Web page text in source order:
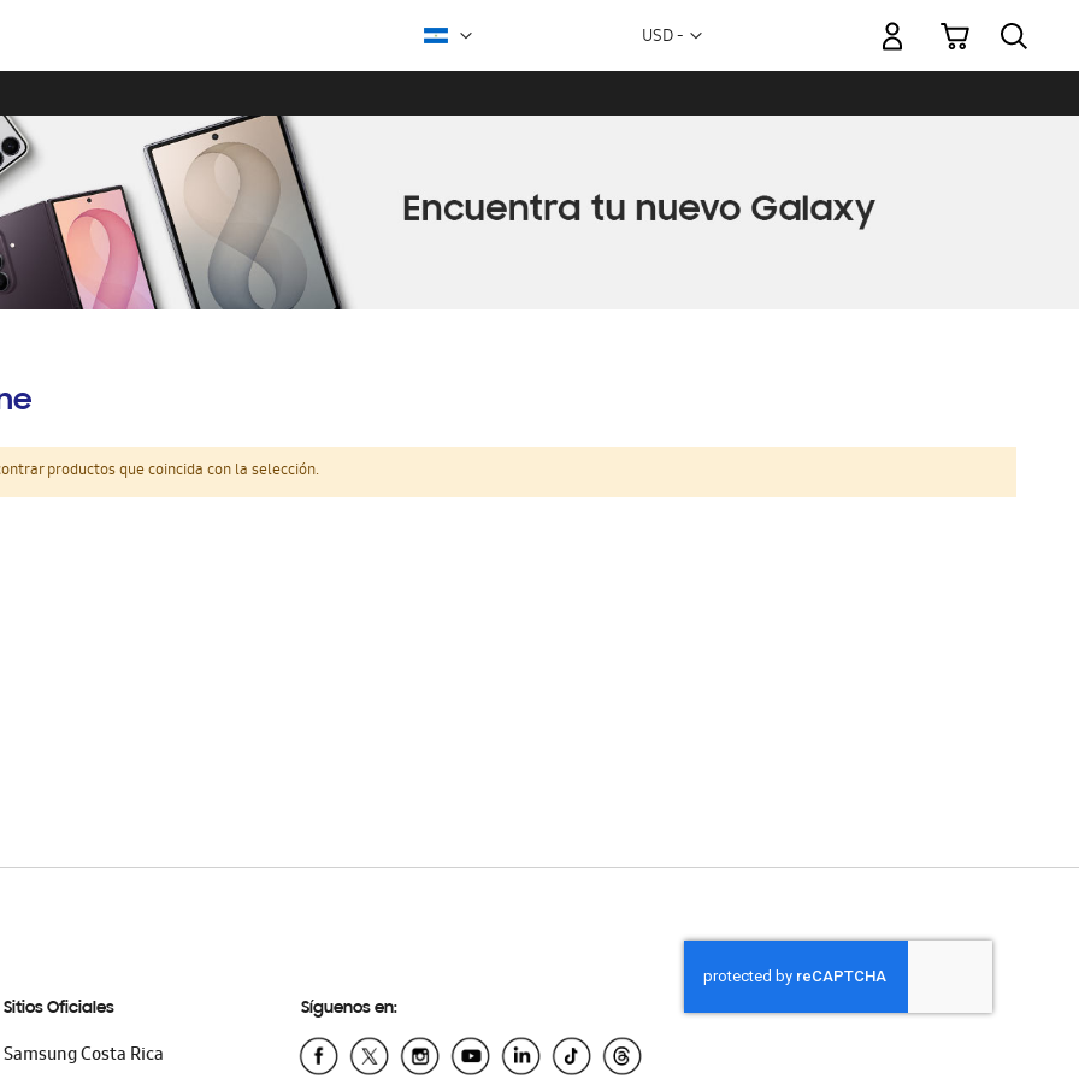
Moneda
USD -
Mi carrito
productos que coincida con la selección.
Sitios Oficiales
Samsung Costa Rica
Síguenos en: